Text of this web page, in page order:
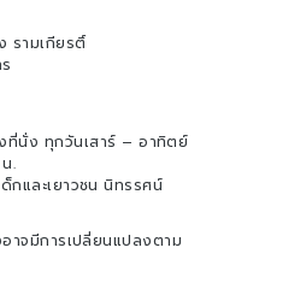
รามเกียรติ์
ที่นั่ง ทุกวันเสาร์ – อาทิตย์
.
กและเยาวชน นิทรรศน์
าจมีการเปลี่ยนแปลงตาม